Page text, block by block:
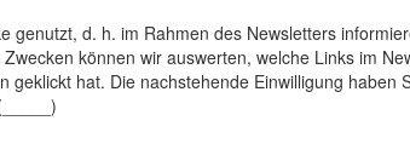
genutzt, d. h. im Rahmen des Newsletters
können wir auswerten, welche Links im
hat. Die nachstehende Einwilligung haben